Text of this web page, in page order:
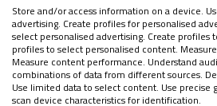
En esta ocasión quizá la
repercusión por tratarse del
peroen el día a día hay
Store and/or access information on a device.
advertising. Create profiles for personalised
select personalised advertising. Create profiles
profiles to select personalised content.
Measure content performance. Understand
combinations of data from different sources.
Use limited data to select content. Use precise
scan device characteristics for identification.